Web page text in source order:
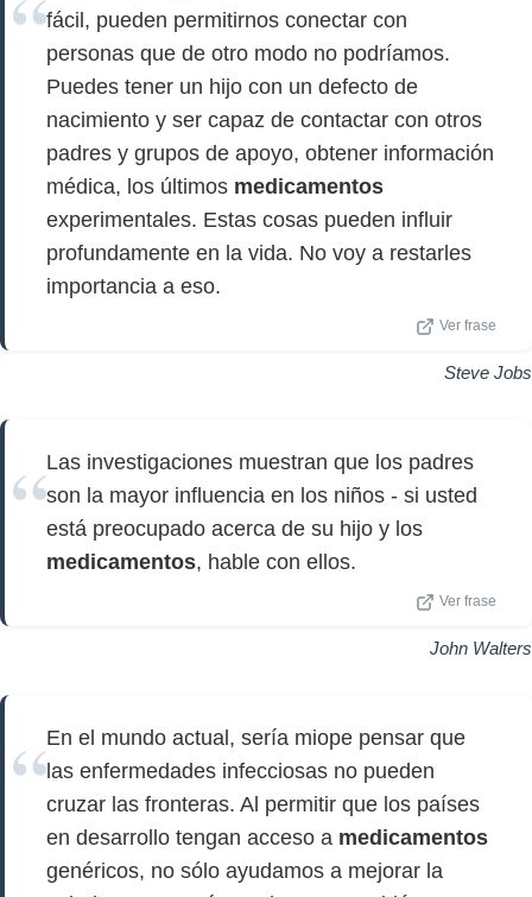
fácil, pueden permitirnos conectar con
personas que de otro modo no podríamos.
Puedes tener un hijo con un defecto de
nacimiento y ser capaz de contactar con otros
padres y grupos de apoyo, obtener información
médica, los últimos medicamentos
experimentales. Estas cosas pueden influir
profundamente en la vida. No voy a restarles
importancia a eso.
Ver frase
Steve Jobs
Las investigaciones muestran que los padres
son la mayor influencia en los niños - si usted
está preocupado acerca de su hijo y los
medicamentos, hable con ellos.
Ver frase
John Walters
En el mundo actual, sería miope pensar que
las enfermedades infecciosas no pueden
cruzar las fronteras. Al permitir que los países
en desarrollo tengan acceso a medicamentos
genéricos, no sólo ayudamos a mejorar la